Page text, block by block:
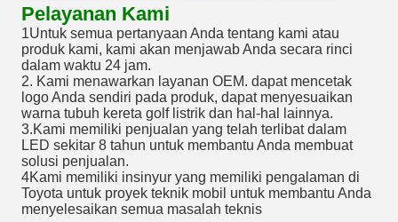
Pelayanan Kami
1Untuk semua pertanyaan Anda tentang kami atau
produk kami, kami akan menjawab Anda secara rinci
dalam waktu 24 jam.
2. Kami menawarkan layanan OEM. dapat mencetak
logo Anda sendiri pada produk, dapat menyesuaikan
warna tubuh kereta golf listrik dan hal-hal lainnya.
3.Kami memiliki penjualan yang telah terlibat dalam
LED sekitar 8 tahun untuk membantu Anda membuat
solusi penjualan.
4Kami memiliki insinyur yang memiliki pengalaman di
Toyota untuk proyek teknik mobil untuk membantu Anda
menyelesaikan semua masalah teknis